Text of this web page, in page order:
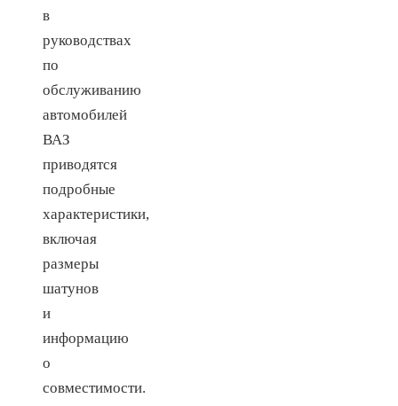
в
руководствах
по
обслуживанию
автомобилей
ВАЗ
приводятся
подробные
характеристики,
включая
размеры
шатунов
и
информацию
о
совместимости.